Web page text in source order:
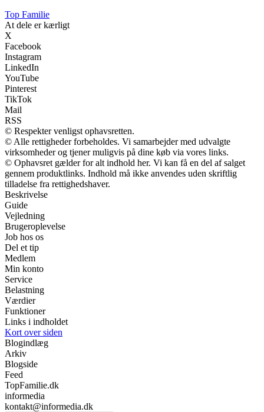
Top Familie
At dele er kærligt
X
Facebook
Instagram
LinkedIn
YouTube
Pinterest
TikTok
Mail
RSS
© Respekter venligst ophavsretten.
© Alle rettigheder forbeholdes. Vi samarbejder med udvalgte
virksomheder og tjener muligvis på dine køb via vores links.
© Ophavsret gælder for alt indhold her. Vi kan få en del af salget
gennem produktlinks. Indhold må ikke anvendes uden skriftlig
tilladelse fra rettighedshaver.
Beskrivelse
Guide
Vejledning
Brugeroplevelse
Job hos os
Del et tip
Medlem
Min konto
Service
Belastning
Værdier
Funktioner
Links i indholdet
Kort over siden
Blogindlæg
Arkiv
Blogside
Feed
TopFamilie.dk
informedia
kontakt@informedia.dk